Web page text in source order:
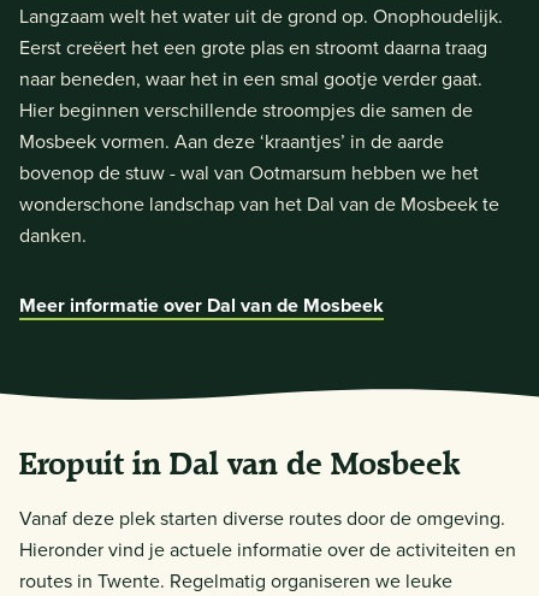
Langzaam welt het water uit de grond op. Onophoudelijk.
Eerst creëert het een grote plas en stroomt daarna traag
naar beneden, waar het in een smal gootje verder gaat.
Hier beginnen verschillende stroompjes die samen de
Mosbeek vormen. Aan deze ‘kraantjes’ in de aarde
bovenop de stuw - wal van Ootmarsum hebben we het
wonderschone landschap van het Dal van de Mosbeek te
danken.
Meer informatie over Dal van de Mosbeek
Eropuit in Dal van de Mosbeek
Vanaf deze plek starten diverse routes door de omgeving.
Hieronder vind je actuele informatie over de activiteiten en
routes in Twente. Regelmatig organiseren we leuke